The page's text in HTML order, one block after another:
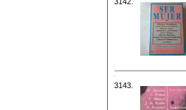
3143.